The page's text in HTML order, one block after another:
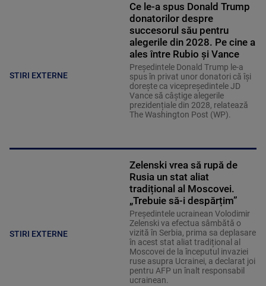
STIRI EXTERNE
Ce le-a spus Donald Trump
donatorilor despre
succesorul său pentru
alegerile din 2028. Pe cine a
ales între Rubio și Vance
Președintele Donald Trump le-a
spus în privat unor donatori că își
dorește ca vicepreședintele JD
Vance să câștige alegerile
prezidențiale din 2028, relatează
The Washington Post (WP).
STIRI EXTERNE
Zelenski vrea să rupă de
Rusia un stat aliat
tradițional al Moscovei.
„Trebuie să-i despărțim”
Președintele ucrainean Volodimir
Zelenski va efectua sâmbătă o
vizită în Serbia, prima sa deplasare
în acest stat aliat tradițional al
Moscovei de la începutul invaziei
ruse asupra Ucrainei, a declarat joi
pentru AFP un înalt responsabil
ucrainean.